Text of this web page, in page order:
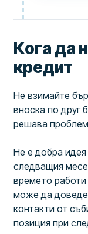
Кога да
кредит
Не взимайте
вноска по друг
решава
Не е добра идея
следващия
времето
може да
контакти от
позиция при